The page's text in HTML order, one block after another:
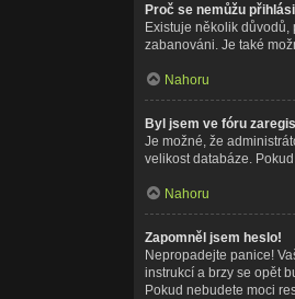
Proč se nemůžu
Existuje několik
zabanováni. Je také
Nahoru
Byl jsem ve fóru
Je možné, že
velikost databáze.
Nahoru
Zapomněl jsem heslo!
Nepropadejte panice!
instrukcí a brzy se opět
Pokud nebudete moci